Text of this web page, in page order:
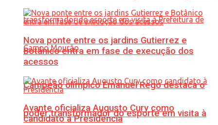
Campeão olímpico Emanuel Rego destaca o
poder transformador do esporte em visita à
Nova ponte entre os jardins Gutierrez e
Botânico entra em fase de execução dos
acessos
Avante oficializa Augusto Cury como
candidato à Presidência